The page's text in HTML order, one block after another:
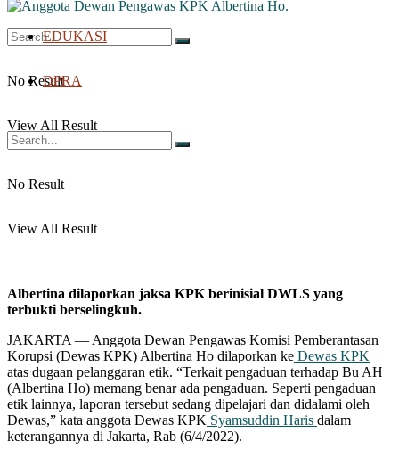
No Result
View All Result
EDUKASI
DPRA
No Result
View All Result
Albertina dilaporkan jaksa KPK berinisial DWLS yang
terbukti berselingkuh.
JAKARTA — Anggota Dewan Pengawas Komisi Pemberantasan
Korupsi (Dewas KPK) Albertina Ho dilaporkan ke Dewas KPK
atas dugaan pelanggaran etik. “Terkait pengaduan terhadap Bu AH
(Albertina Ho) memang benar ada pengaduan. Seperti pengaduan
etik lainnya, laporan tersebut sedang dipelajari dan didalami oleh
Dewas,” kata anggota Dewas KPK Syamsuddin Haris dalam
keterangannya di Jakarta, Rab (6/4/2022).